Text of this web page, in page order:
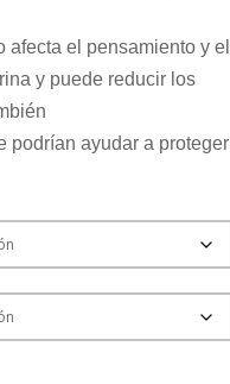
afecta el pensamiento y el
y puede reducir los
podrían ayudar a proteger